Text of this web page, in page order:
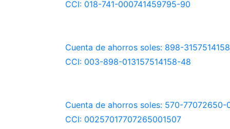
CCI: 018-741-000741459795-90
Cuenta de ahorros soles: 898-3157514158
CCI: 003-898-013157514158-48
Cuenta de ahorros soles: 570-77072650-
CCI: 00257017707265001507